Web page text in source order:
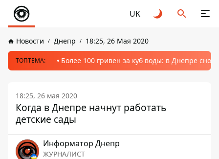
UK
Новости Днепр 18:25, 26 Мая 2020
ТОПТЕМА: Более 100 гривен за куб воды: в Днепре
18:25, 26 мая 2020
Когда в Днепре начнут работать
детские сады
Информатор Днепр
ЖУРНАЛИСТ